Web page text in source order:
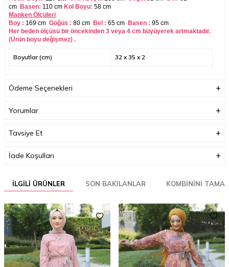
cm Basen: 110 cm Kol Boyu: 58 cm
Manken Ölçüleri
Boy : 169 cm Göğüs : 80 cm Bel : 65 cm Basen : 95 cm
Her beden ölçüsü bir öncekinden 3 veya 4 cm büyüyerek artmaktadır.
(Ürün boyu değişmez) .
Boyutlar (cm) 32 x 35 x 2
Garanti Bilgisi
Ödeme Seçenekleri
Yorumlar
Tavsiye Et
İade Koşulları
İLGILI ÜRÜNLER SON BAKILANLAR KOMBININI